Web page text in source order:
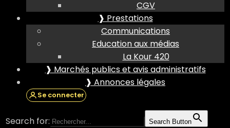
CGV
❱ Prestations
Communications
Education aux médias
La Kour 420
❱ Marchés publics et avis administratifs
❱ Annonces légales
Se connecter
Search for: Search Button